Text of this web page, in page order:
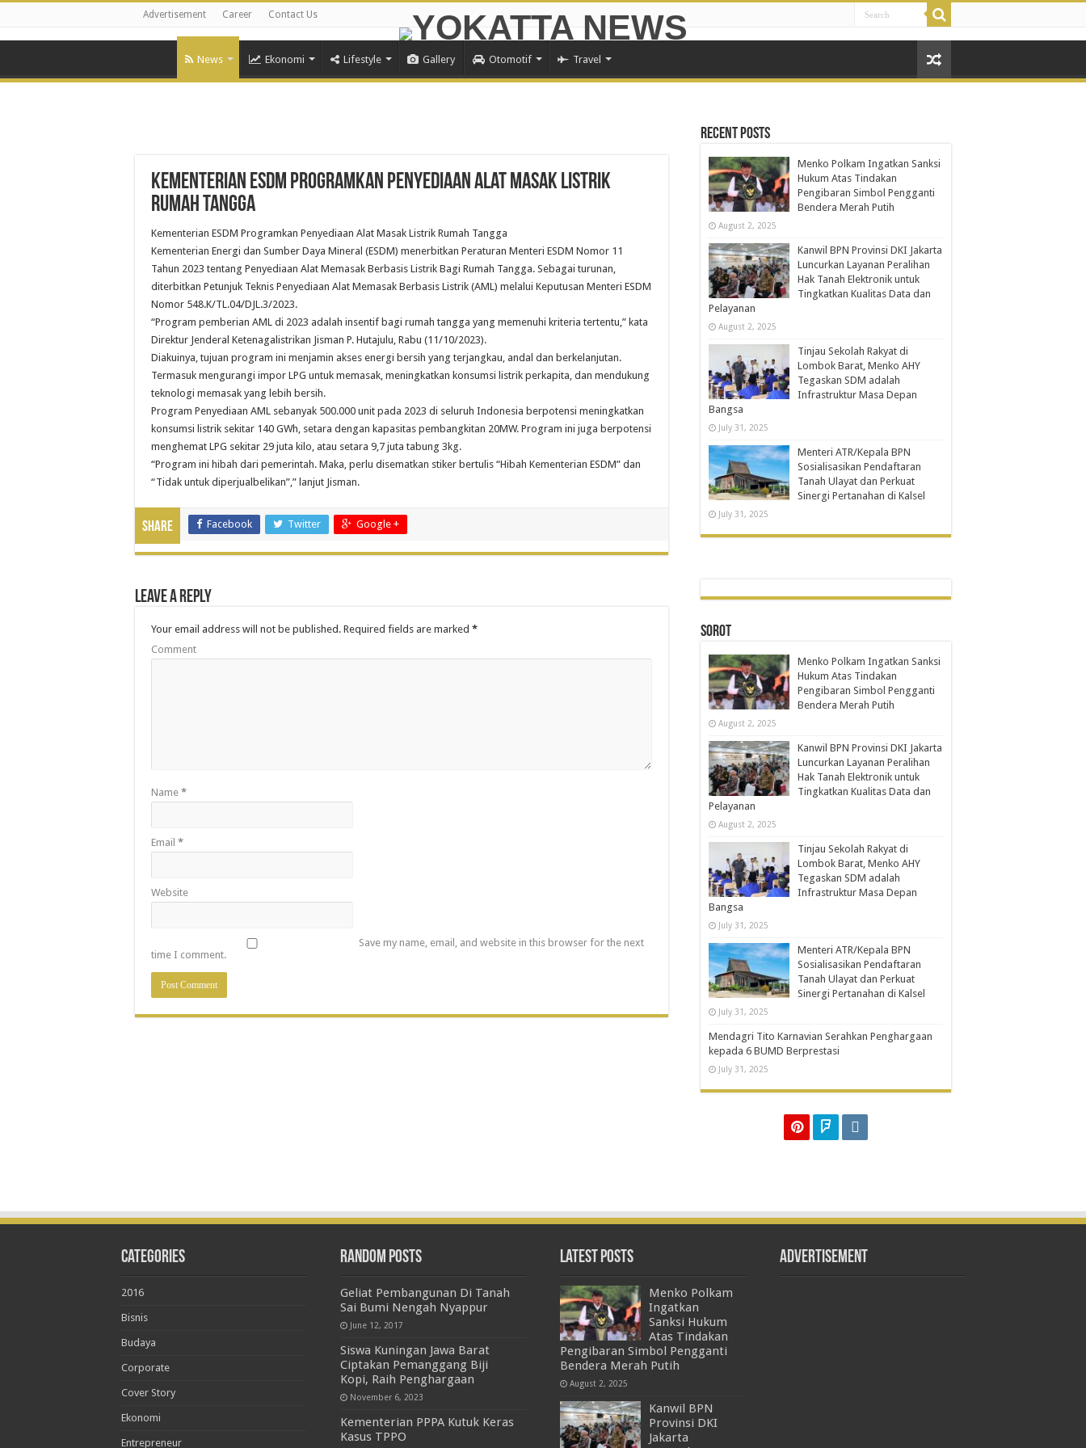
Advertisement Career Contact Us
News Ekonomi Lifestyle Gallery Otomotif Travel
Kementerian ESDM Programkan Penyediaan Alat Masak Listrik
Rumah Tangga
Kementerian ESDM Programkan Penyediaan Alat Masak Listrik Rumah Tangga
Kementerian Energi dan Sumber Daya Mineral (ESDM) menerbitkan Peraturan Menteri ESDM Nomor 11
Tahun 2023 tentang Penyediaan Alat Memasak Berbasis Listrik Bagi Rumah Tangga. Sebagai turunan,
diterbitkan Petunjuk Teknis Penyediaan Alat Memasak Berbasis Listrik (AML) melalui Keputusan Menteri ESDM
Nomor 548.K/TL.04/DJL.3/2023.
“Program pemberian AML di 2023 adalah insentif bagi rumah tangga yang memenuhi kriteria tertentu,” kata
Direktur Jenderal Ketenagalistrikan Jisman P. Hutajulu, Rabu (11/10/2023).
Diakuinya, tujuan program ini menjamin akses energi bersih yang terjangkau, andal dan berkelanjutan.
Termasuk mengurangi impor LPG untuk memasak, meningkatkan konsumsi listrik perkapita, dan mendukung
teknologi memasak yang lebih bersih.
Program Penyediaan AML sebanyak 500.000 unit pada 2023 di seluruh Indonesia berpotensi meningkatkan
konsumsi listrik sekitar 140 GWh, setara dengan kapasitas pembangkitan 20MW. Program ini juga berpotensi
menghemat LPG sekitar 29 juta kilo, atau setara 9,7 juta tabung 3kg.
“Program ini hibah dari pemerintah. Maka, perlu disematkan stiker bertulis “Hibah Kementerian ESDM” dan
“Tidak untuk diperjualbelikan”,” lanjut Jisman.
Share Facebook Twitter Google +
Leave a Reply
Your email address will not be published. Required fields are marked *
Comment
Name *
Email *
Website
Save my name, email, and website in this browser for the next
time I comment.
Recent Posts
Menko Polkam Ingatkan Sanksi
Hukum Atas Tindakan
Pengibaran Simbol Pengganti
Bendera Merah Putih
August 2, 2025
Kanwil BPN Provinsi DKI Jakarta
Luncurkan Layanan Peralihan
Hak Tanah Elektronik untuk
Tingkatkan Kualitas Data dan
Pelayanan
August 2, 2025
Tinjau Sekolah Rakyat di
Lombok Barat, Menko AHY
Tegaskan SDM adalah
Infrastruktur Masa Depan
Bangsa
July 31, 2025
Menteri ATR/Kepala BPN
Sosialisasikan Pendaftaran
Tanah Ulayat dan Perkuat
Sinergi Pertanahan di Kalsel
July 31, 2025
SOROT
Menko Polkam Ingatkan Sanksi
Hukum Atas Tindakan
Pengibaran Simbol Pengganti
Bendera Merah Putih
August 2, 2025
Kanwil BPN Provinsi DKI Jakarta
Luncurkan Layanan Peralihan
Hak Tanah Elektronik untuk
Tingkatkan Kualitas Data dan
Pelayanan
August 2, 2025
Tinjau Sekolah Rakyat di
Lombok Barat, Menko AHY
Tegaskan SDM adalah
Infrastruktur Masa Depan
Bangsa
July 31, 2025
Menteri ATR/Kepala BPN
Sosialisasikan Pendaftaran
Tanah Ulayat dan Perkuat
Sinergi Pertanahan di Kalsel
July 31, 2025
Mendagri Tito Karnavian Serahkan Penghargaan
kepada 6 BUMD Berprestasi
July 31, 2025
Categories
2016
Bisnis
Budaya
Corporate
Cover Story
Ekonomi
Entrepreneur
Random Posts
Geliat Pembangunan Di Tanah
Sai Bumi Nengah Nyappur
June 12, 2017
Siswa Kuningan Jawa Barat
Ciptakan Pemanggang Biji
Kopi, Raih Penghargaan
November 6, 2023
Kementerian PPPA Kutuk Keras
Kasus TPPO
Latest Posts
Menko Polkam
Ingatkan
Sanksi Hukum
Atas Tindakan
Pengibaran Simbol Pengganti
Bendera Merah Putih
August 2, 2025
Kanwil BPN
Provinsi DKI
Jakarta
Advertisement